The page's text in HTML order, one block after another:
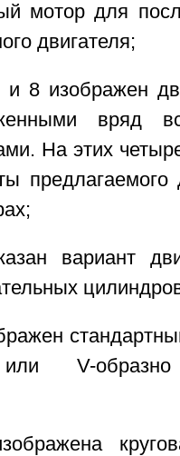
мотор для
двигателя;
8 изображен
вряд
На этих
вариант
V-